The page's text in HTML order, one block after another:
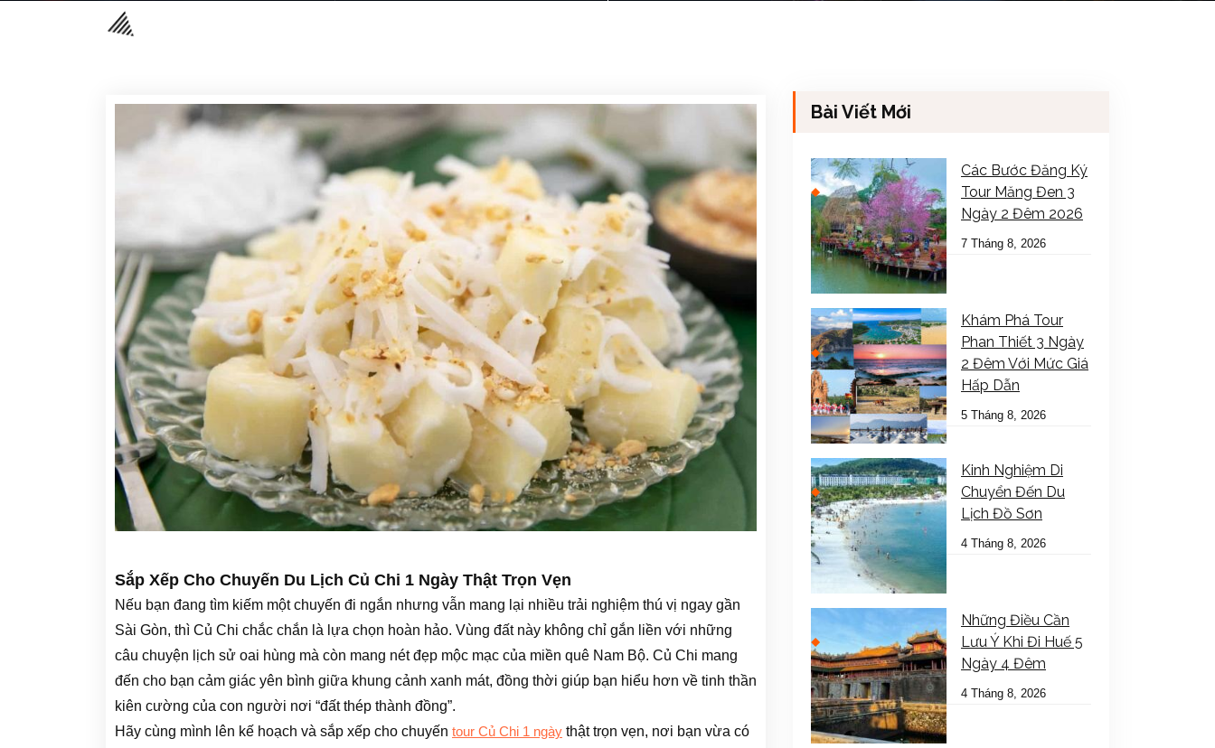
Sắp Xếp Cho Chuyến Du Lịch Củ Chi 1 Ngày Thật Trọn Vẹn
Nếu bạn đang tìm kiếm một chuyến đi ngắn nhưng vẫn mang lại nhiều trải nghiệm thú vị ngay gần
Sài Gòn, thì Củ Chi chắc chắn là lựa chọn hoàn hảo. Vùng đất này không chỉ gắn liền với những
câu chuyện lịch sử oai hùng mà còn mang nét đẹp mộc mạc của miền quê Nam Bộ. Củ Chi mang
đến cho bạn cảm giác yên bình giữa khung cảnh xanh mát, đồng thời giúp bạn hiểu hơn về tinh thần
kiên cường của con người nơi “đất thép thành đồng”.
Hãy cùng mình lên kế hoạch và sắp xếp cho chuyến tour Củ Chi 1 ngày thật trọn vẹn, nơi bạn vừa có
Bài Viết Mới
Các Bước Đăng Ký
Tour Măng Đen 3
Ngày 2 Đêm 2026
7 Tháng 8, 2026
Khám Phá Tour
Phan Thiết 3 Ngày
2 Đêm Với Mức Giá
Hấp Dẫn
5 Tháng 8, 2026
Kinh Nghiệm Di
Chuyển Đến Du
Lịch Đồ Sơn
4 Tháng 8, 2026
Những Điều Cần
Lưu Ý Khi Đi Huế 5
Ngày 4 Đêm
4 Tháng 8, 2026